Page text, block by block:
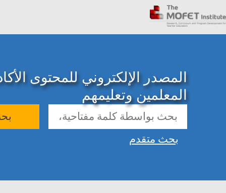
المصدر الإلكتروني للمحتوى
المعلمين وتعليمهم
بحث متقدم